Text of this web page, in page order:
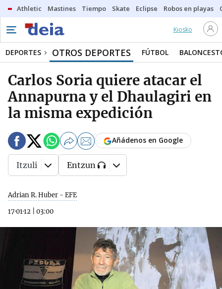
Athletic Mastines Tiempo Skate Eclipse Robos en playas
Kiosko
DEPORTES OTROS DEPORTES FÚTBOL
Carlos Soria quiere atacar el
Annapurna y el Dhaulagiri en
la misma expedición
Adrian R. Huber - EFE
17·01·12
03:00
Añádenos en Google
Itzuli Entzun